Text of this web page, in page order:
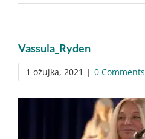
Vassula_Ryden
1 ožujka, 2021 | 0 Comments